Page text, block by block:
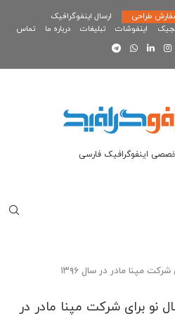
طراحی
ارسال اینفوگرافیک
اینفوشات تبلیغات درباره ما تماس
اینفوگرافیک فارسی
مپنا مادر در سال ۱۳۹۶
برای شرکت مپنا مادر در